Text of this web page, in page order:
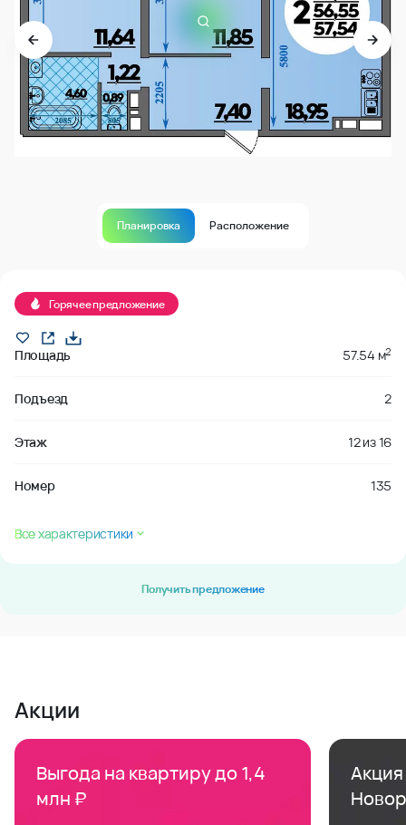
Планировка Расположение
Горячее предложение
Площадь 57.54 м2
Подъезд 2
Этаж 12из16
Номер 135
Все характеристики
Получить предложение
Акции
Выгода на квартиру до 1,4
млн ₽